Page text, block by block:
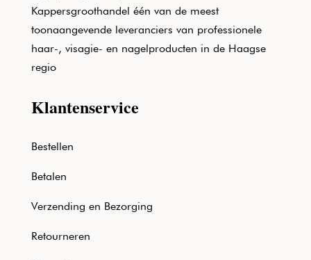
Kappersgroothandel één van de meest
toonaangevende leveranciers van professionele
haar-, visagie- en nagelproducten in de Haagse
regio
Klantenservice
Bestellen
Betalen
Verzending en Bezorging
Retourneren